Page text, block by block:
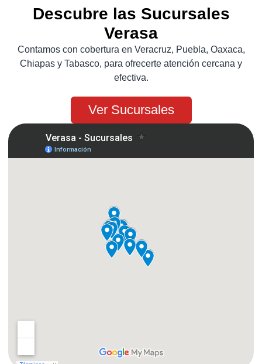
Descubre las Sucursales
Verasa
Contamos con cobertura en Veracruz, Puebla, Oaxaca,
Chiapas y Tabasco, para ofrecerte atención cercana y
efectiva.
Ver Sucursales